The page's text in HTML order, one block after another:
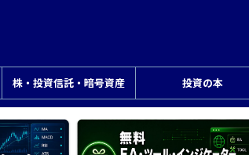
株・投資信託・暗号資産 投資の本